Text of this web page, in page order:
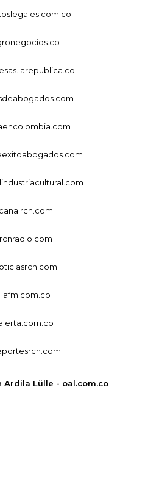
canalrcn.com
rcnradio.com
lafm.com.co
Ardila Lülle - oal.com.co